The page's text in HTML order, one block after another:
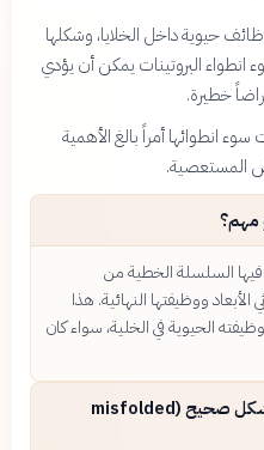
حيوية داخل الخلايا، وشكلها
انطواء البروتينات يمكن أن يؤدي
خطيرة.
انطوائها أمراً بالغ الأهمية
المستعصية.
مهم؟
فيها السلسلة الخطية من
ووظيفتها النهائية. هذا
الحيوية في الخلية، سواء كان
ما هي البروتينات غير المطوية بشكل صحيح (misfolded